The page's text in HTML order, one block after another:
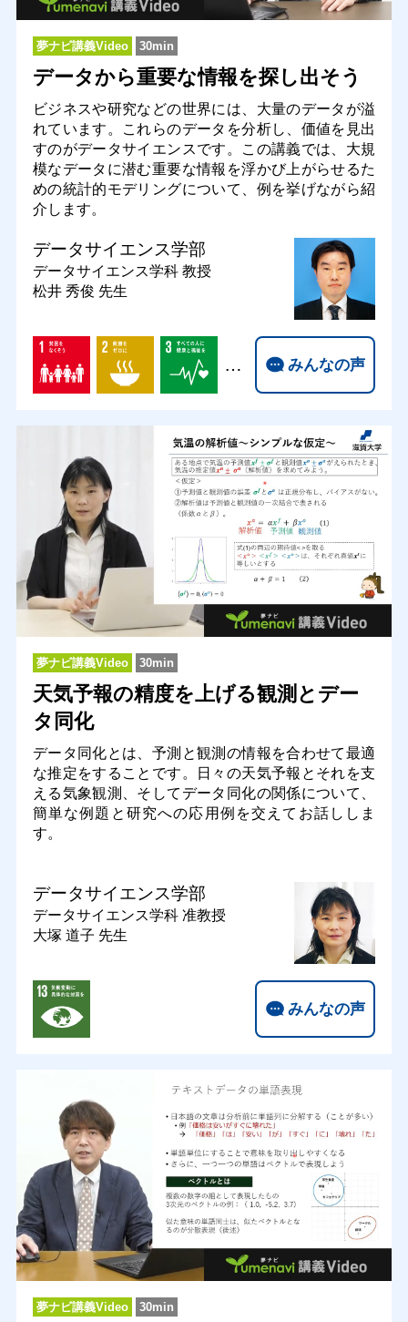
夢ナビ講義Video 30min
データから重要な情報を探し出そう
ビジネスや研究などの世界には、大量のデータが溢
れています。これらのデータを分析し、価値を見出
すのがデータサイエンスです。この講義では、大規
模なデータに潜む重要な情報を浮かび上がらせるた
めの統計的モデリングについて、例を挙げながら紹
介します。
データサイエンス学部
データサイエンス学科 教授
松井 秀俊 先生
… みんなの声
夢ナビ講義Video 30min
天気予報の精度を上げる観測とデー
タ同化
データ同化とは、予測と観測の情報を合わせて最適
な推定をすることです。日々の天気予報とそれを支
える気象観測、そしてデータ同化の関係について、
簡単な例題と研究への応用例を交えてお話ししま
す。
データサイエンス学部
データサイエンス学科 准教授
大塚 道子 先生
みんなの声
夢ナビ講義Video 30min